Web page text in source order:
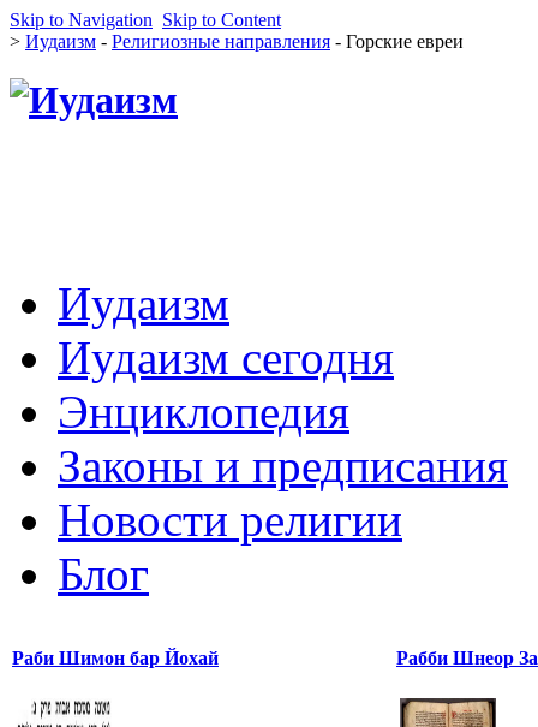
Skip to Navigation Skip to Content
> Иудаизм - Религиозные направления - Горские евреи
Иудаизм
Иудаизм сегодня
Энциклопедия
Законы и предписания
Новости религии
Блог
Раби Шимон бар Йохай Рабби Шнеор